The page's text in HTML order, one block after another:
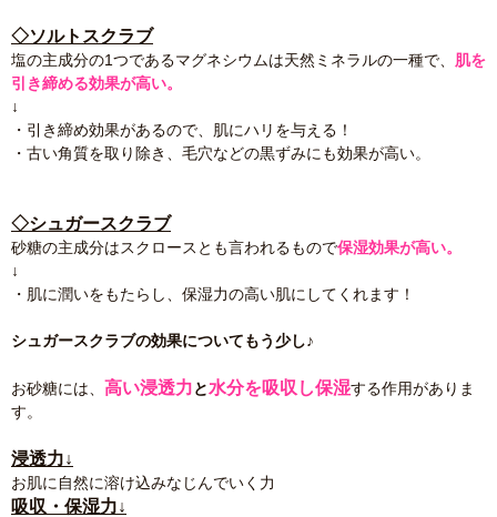
◇ソルトスクラブ
塩の主成分の1つであるマグネシウムは天然ミネラルの一種で、 肌を
引き締める効果が高い。
↓
・引き締め効果があるので、肌にハリを与える！
・古い角質を取り除き、毛穴などの黒ずみにも効果が高い。
◇シュガースクラブ
砂糖の主成分はスクロースとも言われるもので保湿効果が高い。
↓
・肌に潤いをもたらし、保湿力の高い肌にしてくれます！
シュガースクラブの効果についてもう少し♪
お砂糖には、 高い浸透力と水分を吸収し保湿する作用がありま
す。
浸透力↓
お肌に自然に溶け込みなじんでいく力
吸収・保湿力↓